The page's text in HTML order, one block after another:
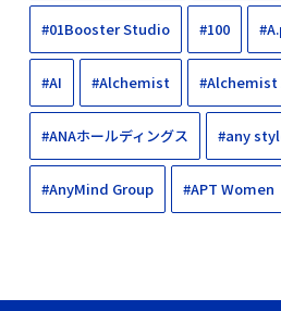
#01Booster Studio #100
#AI #Alchemist
#ANAホールディングス #any
#AnyMind Group #APT Women